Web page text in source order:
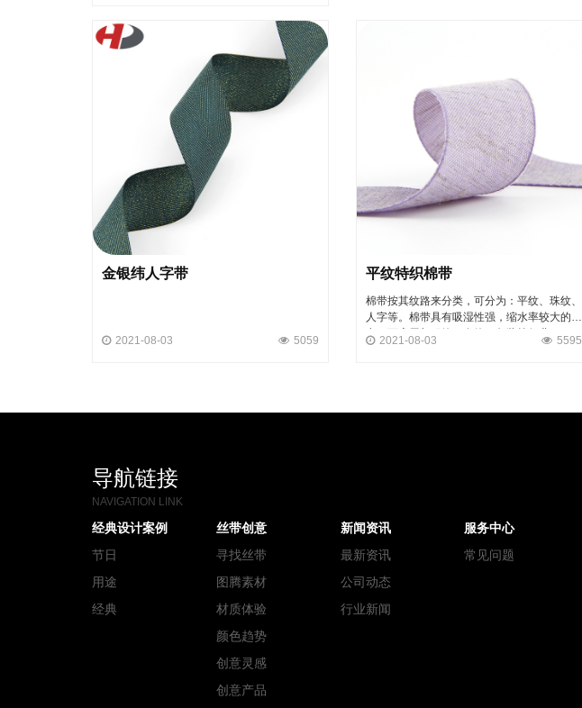
金银纬人字带
2021-08-03 5059
平纹特织棉带
棉带按其纹路来分类，可分为：平纹、珠纹、
人字等。棉带具有吸湿性强，缩水率较大的特
点，可应用与服饰、发饰、包装等行业。
2021-08-03 5595
导航链接
NAVIGATION LINK
经典设计案例
节日
用途
经典
丝带创意
寻找丝带
图腾素材
材质体验
颜色趋势
创意灵感
创意产品
新闻资讯
最新资讯
公司动态
行业新闻
服务中心
常见问题